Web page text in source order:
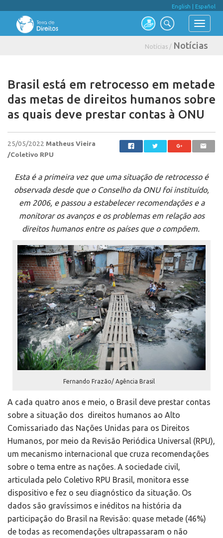
English Español
Notícias / Notícias
Brasil está em retrocesso em metade
das metas de direitos humanos sobre
as quais deve prestar contas à ONU
25/05/2022 Matheus Vieira
/Coletivo RPU
Esta é a primeira vez que uma situação de retrocesso é
observada desde que o Conselho da ONU foi instituído,
em 2006, e passou a estabelecer recomendações e a
monitorar os avanços e os problemas em relação aos
direitos humanos entre os países que o compõem.
Fernando Frazão/ Agência Brasil
A cada quatro anos e meio, o Brasil deve prestar contas
sobre a situação dos direitos humanos ao Alto
Comissariado das Nações Unidas para os Direitos
Humanos, por meio da Revisão Periódica Universal (RPU),
um mecanismo internacional que cruza recomendações
sobre o tema entre as nações. A sociedade civil,
articulada pelo Coletivo RPU Brasil, monitora esse
dispositivo e fez o seu diagnóstico da situação. Os
dados são gravíssimos e inéditos na história da
participação do Brasil na Revisão: quase metade (46%)
de todas as recomendações ultrapassaram o não